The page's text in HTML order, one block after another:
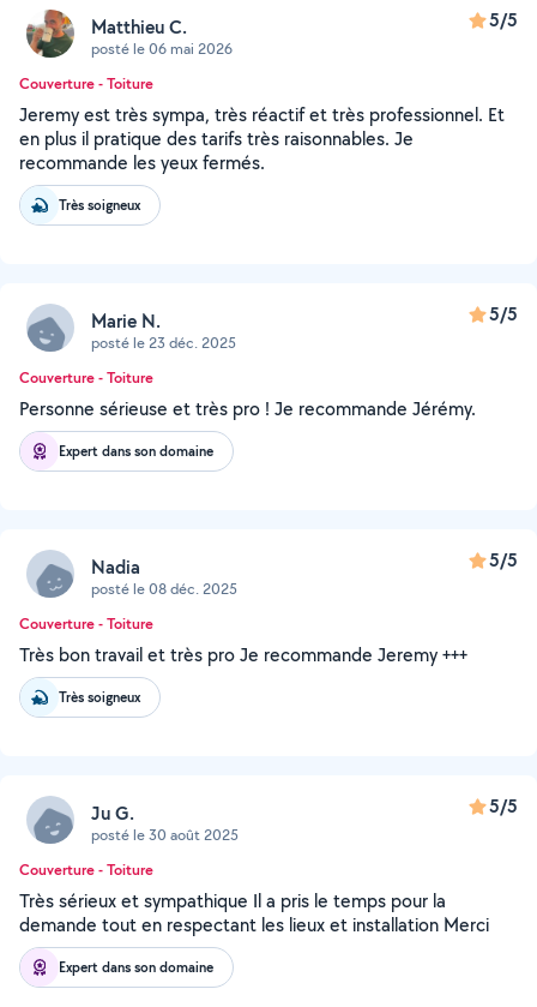
Matthieu C.
posté le 06 mai 2026
5/5
Couverture - Toiture
Jeremy est très sympa, très réactif et très professionnel. Et
en plus il pratique des tarifs très raisonnables. Je
recommande les yeux fermés.
Très soigneux
Marie N.
posté le 23 déc. 2025
5/5
Couverture - Toiture
Personne sérieuse et très pro ! Je recommande Jérémy.
Expert dans son domaine
Nadia
posté le 08 déc. 2025
5/5
Couverture - Toiture
Très bon travail et très pro Je recommande Jeremy +++
Très soigneux
Ju G.
posté le 30 août 2025
5/5
Couverture - Toiture
Très sérieux et sympathique Il a pris le temps pour la
demande tout en respectant les lieux et installation Merci
Expert dans son domaine